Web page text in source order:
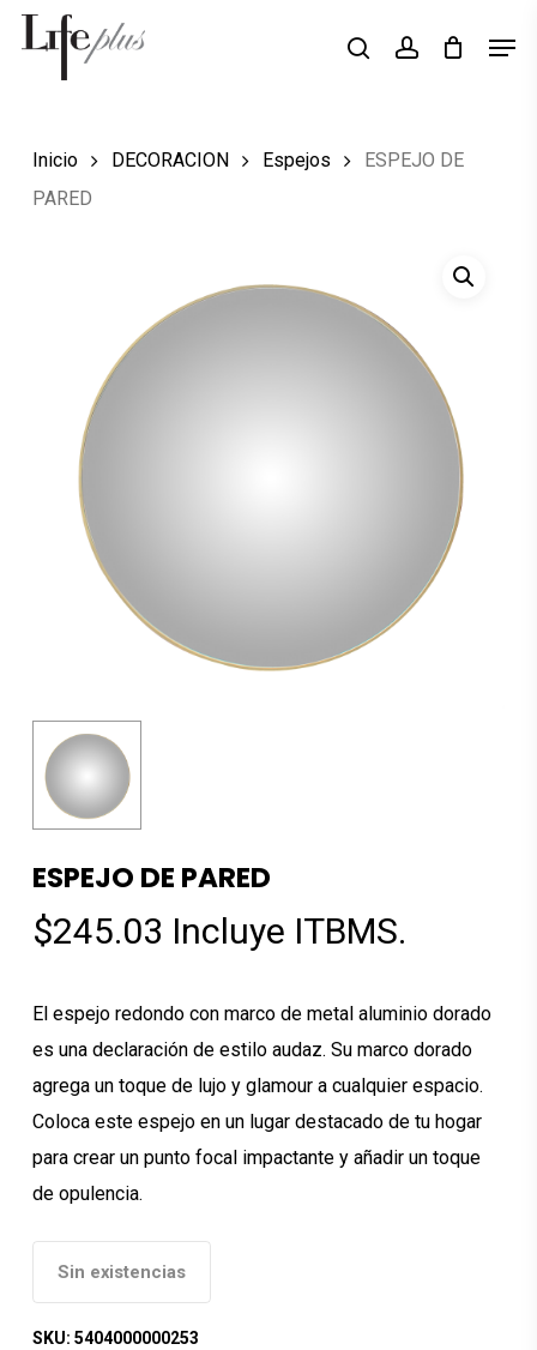
Skip
Búsqueda
productos
searchaccount
Inicio DECORACION Espejos
ESPEJO DE
PARED
ESPEJO DE PARED
$245.03 Incluye ITBMS.
El espejo redondo con marco de metal aluminio dorado
es una declaración de estilo audaz. Su marco dorado
agrega un toque de lujo y glamour a cualquier espacio.
Coloca este espejo en un lugar destacado de tu hogar
para crear un punto focal impactante y añadir un toque
de opulencia.
Sin existencias
SKU: 5404000000253